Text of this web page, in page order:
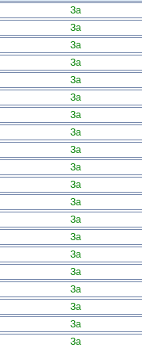
За
За
За
За
За
За
За
За
За
За
За
За
За
За
За
За
За
За
За
За